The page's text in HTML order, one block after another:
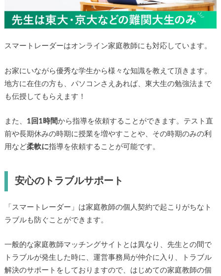
スマートレーダーはオンライン家庭教師にも対応しています。
お家にいながら優秀な学生から様々な知識を教えて頂きます。
地方に在住の方も、パソコンさえあれば、東大生の勉強法まで
も伝授してもらえます！
また、 1回1時間から指導を依頼することができます。テスト直
前や長期休みの時期に授業を増やすことや、その時期のみの利
用など柔軟に指導を依頼することが可能です。
安心のトラブルサポート
「スマートレーダー」は家庭教師の個人契約で起こりがちなト
ラブルも防ぐことができます。
一般的な家庭教師マッチングサイトとは異なり、先生との間で
トラブルが発生した時に、運営事務局が仲介に入り、トラブル
解決のサポートをしておりますので、はじめての家庭教師の個